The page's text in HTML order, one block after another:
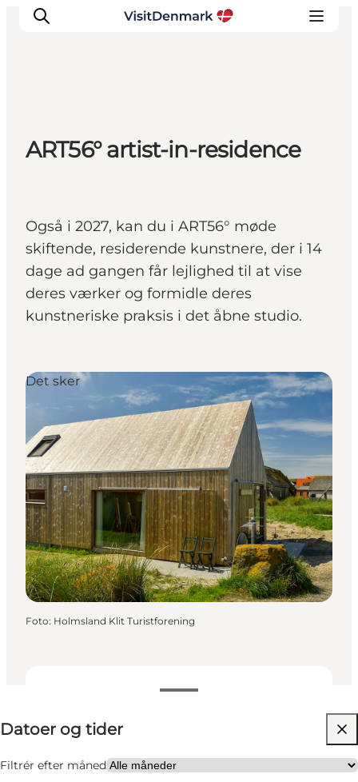
Inspiration
Destinationer
Planlæg ferien
ART56° artist-in-residence
Også i 2027, kan du i ART56° møde
skiftende, residerende kunstnere, der i 14
dage ad gangen får lejlighed til at vise
deres værker og formidle deres
kunstneriske praksis i det åbne studio.
Datoer og tider
Filtrér efter måned
Besøg hjemmeside
Det sker
Foto: Holmsland Klit Turistforening